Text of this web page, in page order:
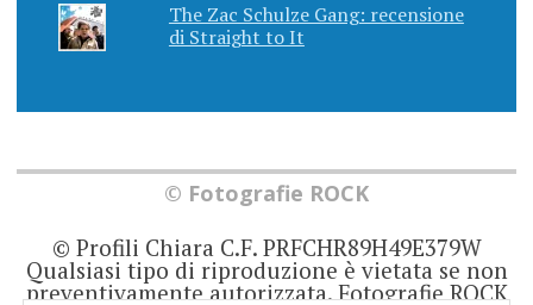
The Zac Schulze Gang: recensione
di Straight to It
© Fotografie ROCK
© Profili Chiara C.F. PRFCHR89H49E379W
Qualsiasi tipo di riproduzione è vietata se non
preventivamente autorizzata. Fotografie ROCK